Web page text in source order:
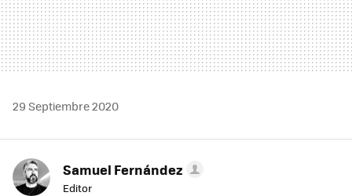
29 Septiembre 2020
Samuel Fernández
Editor